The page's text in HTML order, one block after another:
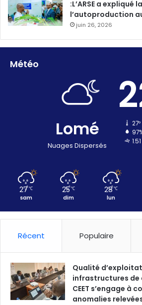
:L’ARSE a expliqué
l’autoproduction
juin 26, 2026
Météo
Lomé
Nuages Dispersés
27℃
sam
25 ℃
dim
28 ℃
lun
Récent Populaire
Qualité
infrastructures de
CEET s’engage à
anomalies relevées